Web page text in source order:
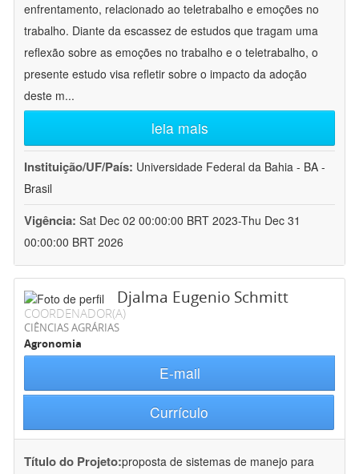
enfrentamento, relacionado ao teletrabalho e emoções no
trabalho. Diante da escassez de estudos que tragam uma
reflexão sobre as emoções no trabalho e o teletrabalho, o
presente estudo visa refletir sobre o impacto da adoção
deste m...
leia mais
Instituição/UF/País: Universidade Federal da Bahia - BA -
Brasil
Vigência: Sat Dec 02 00:00:00 BRT 2023-Thu Dec 31
00:00:00 BRT 2026
Djalma Eugenio Schmitt
COORDENADOR(A)
CIÊNCIAS AGRÁRIAS
Agronomia
E-mail
Currículo
Título do Projeto:proposta de sistemas de manejo para